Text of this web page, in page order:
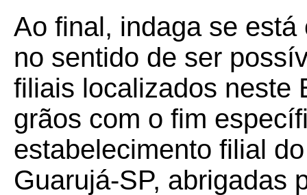
Ao final, indaga se
no sentido de ser
filiais localizados neste
grãos com o fim
estabelecimento filial
Guarujá-SP, abrigadas